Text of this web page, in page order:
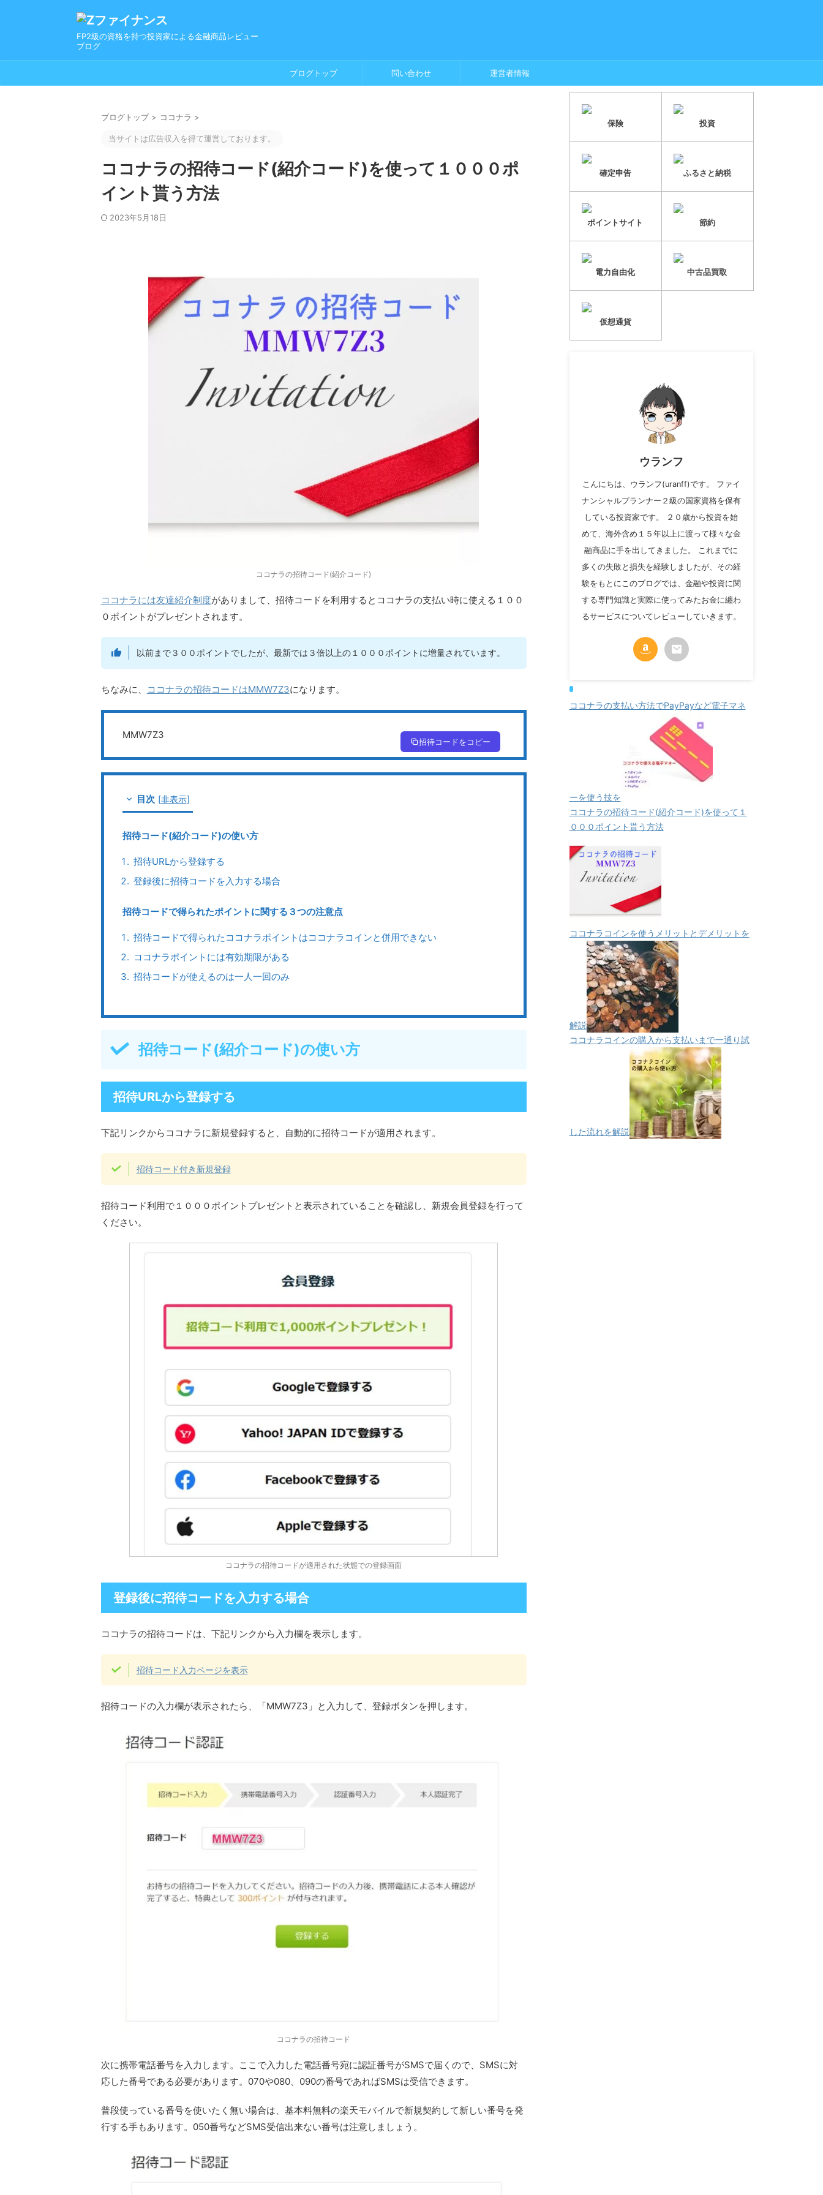
FP2級の資格を持つ投資家による金融商品レビュー
ブログ
ブログトップ 問い合わせ 運営者情報
ブログトップ > ココナラ >
当サイトは広告収入を得て運営しております。
ココナラの招待コード(紹介コード)を使って１０００ポ
イント貰う方法
2023年5月18日
ココナラの招待コード(紹介コード)
ココナラには友達紹介制度がありまして、招待コードを利用するとココナラの支払い時に使える１００
０ポイントがプレゼントされます。
以前まで３００ポイントでしたが、最新では３倍以上の１０００ポイントに増量されています。
ちなみに、 ココナラの招待コードはMMW7Z3になります。
MMW7Z3
招待コードをコピー
目次 [非表示]
招待コード(紹介コード)の使い方
招待URLから登録する
登録後に招待コードを入力する場合
招待コードで得られたポイントに関する３つの注意点
招待コードで得られたココナラポイントはココナラコインと併用できない
ココナラポイントには有効期限がある
招待コードが使えるのは一人一回のみ
招待コード(紹介コード)の使い方
招待URLから登録する
下記リンクからココナラに新規登録すると、自動的に招待コードが適用されます。
招待コード付き新規登録
招待コード利用で１０００ポイントプレゼントと表示されていることを確認し、新規会員登録を行って
ください。
ココナラの招待コードが適用された状態での登録画面
登録後に招待コードを入力する場合
ココナラの招待コードは、下記リンクから入力欄を表示します。
招待コード入力ページを表示
招待コードの入力欄が表示されたら、「MMW7Z3」と入力して、登録ボタンを押します。
ココナラの招待コード
次に携帯電話番号を入力します。ここで入力した電話番号宛に認証番号がSMSで届くので、SMSに対
応した番号である必要があります。070や080、090の番号であればSMSは受信できます。
普段使っている番号を使いたく無い場合は、基本料無料の楽天モバイルで新規契約して新しい番号を発
行する手もあります。050番号などSMS受信出来ない番号は注意しましょう。
保険 投資
確定申告 ふるさと納税
ポイントサイト 節約
電力自由化 中古品買取
仮想通貨
ウランフ
こんにちは、ウランフ(uranff)です。 ファイ
ナンシャルプランナー２級の国家資格を保有
している投資家です。 ２０歳から投資を始
めて、海外含め１５年以上に渡って様々な金
融商品に手を出してきました。 これまでに
多くの失敗と損失を経験しましたが、その経
験をもとにこのブログでは、金融や投資に関
する専門知識と実際に使ってみたお金に纏わ
るサービスについてレビューしていきます。
ココナラの支払い方法でPayPayなど電子マネ
ーを使う技を
ココナラの招待コード(紹介コード)を使って１
０００ポイント貰う方法
ココナラコインを使うメリットとデメリットを
解説
ココナラコインの購入から支払いまで一通り試
した流れを解説